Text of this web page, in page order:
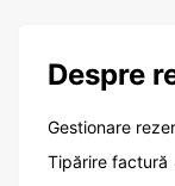
Despre
Gestionare
Tipărire factură